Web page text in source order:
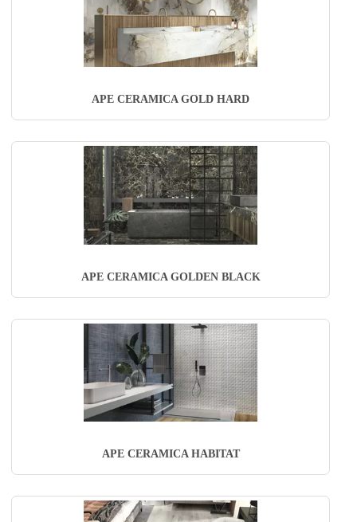
APE CERAMICA GOLD HARD
APE CERAMICA GOLDEN BLACK
APE CERAMICA HABITAT